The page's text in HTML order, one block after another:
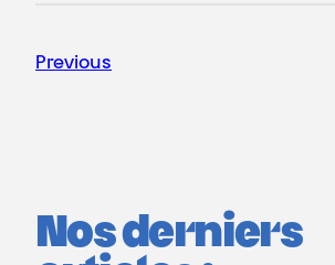
Previous
Nos derniers